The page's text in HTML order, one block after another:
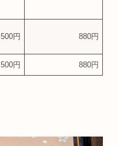
500円 880円
500円 880円